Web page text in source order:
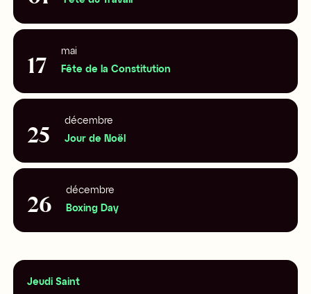
17
mai
Fête de la Constitution
25
décembre
Jour de Noël
26
décembre
Boxing Day
Jeudi Saint